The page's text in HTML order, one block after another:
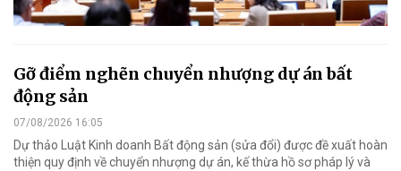
Gỡ điểm nghẽn chuyển nhượng dự án bất
động sản
07/08/2026 16:05
Dự thảo Luật Kinh doanh Bất động sản (sửa đổi) được đề xuất hoàn
thiện quy định về chuyển nhượng dự án, kế thừa hồ sơ pháp lý và